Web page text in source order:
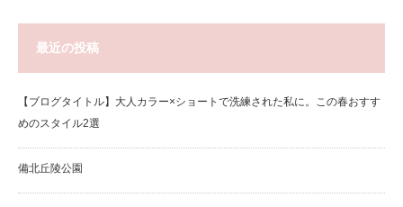
最近の投稿
【ブログタイトル】大人カラー×ショートで洗練された私に。この春おすす
めのスタイル2選
備北丘陵公園